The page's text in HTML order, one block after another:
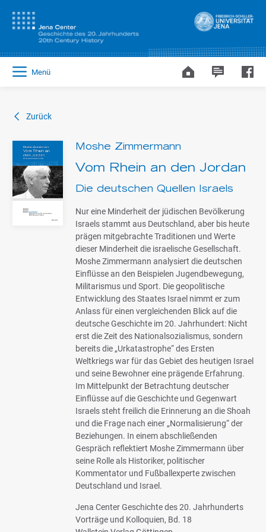
Menü
Zurück
Moshe Zimmermann
Vom Rhein an den Jordan
Die deutschen Quellen Israels
Nur eine Minderheit der jüdischen Bevölkerung
Israels stammt aus Deutschland, aber bis heute
prägen mitgebrachte Traditionen und Werte
dieser Minderheit die israelische Gesellschaft.
Moshe Zimmermann analysiert die deutschen
Einflüsse an den Beispielen Jugendbewegung,
Militarismus und Sport. Die geopolitische
Entwicklung des Staates Israel nimmt er zum
Anlass für einen vergleichenden Blick auf die
deutsche Geschichte im 20. Jahrhundert: Nicht
erst die Zeit des Nationalsozialismus, sondern
bereits die „Urkatastrophe“ des Ersten
Weltkriegs war für das Gebiet des heutigen Israel
und seine Bewohner eine prägende Erfahrung.
Im Mittelpunkt der Betrachtung deutscher
Einflüsse auf die Geschichte und Gegenwart
Israels steht freilich die Erinnerung an die Shoah
und die Frage nach einer „Normalisierung“ der
Beziehungen. In einem abschließenden
Gespräch reflektiert Moshe Zimmermann über
seine Rolle als Historiker, politischer
Kommentator und Fußballexperte zwischen
Deutschland und Israel.
Jena Center Geschichte des 20. Jahrhunderts
Vorträge und Kolloquien, Bd. 18